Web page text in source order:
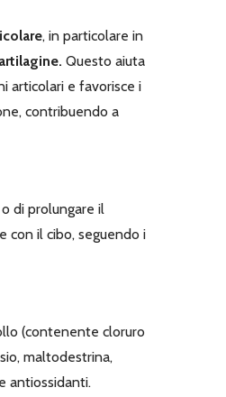
, in particolare in
Questo aiuta
articolari e favorisce i
contribuendo a
di prolungare il
con il cibo, seguendo i
(contenente cloruro
maltodestrina,
antiossidanti.